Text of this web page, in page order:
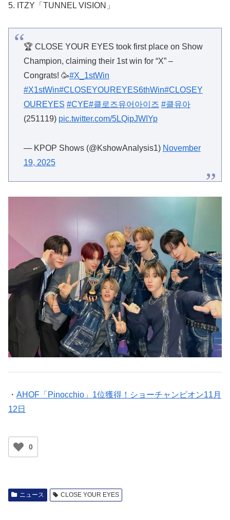
5. ITZY「TUNNEL VISION」
🏆 CLOSE YOUR EYES took first place on Show
Champion, claiming their 1st win for “X” –
Congrats! 🥳#X_1stWin
#X1stWin#CLOSEYOUREYES6thWin#CLOSEY
OUREYES #CYE#클로즈유어아이즈 #클유아
(251119) pic.twitter.com/5LQipJWIYp
— KPOP Shows (@KshowAnalysis1) November
19, 2025
・ AHOF「Pinocchio」1位獲得！ショーチャンピオン11月
12日
0
ニュース CLOSE YOUR EYES